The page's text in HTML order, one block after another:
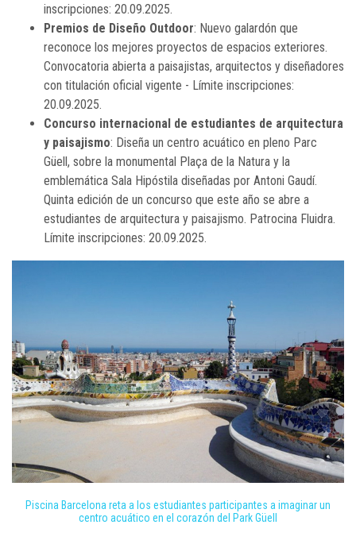
inscripciones: 20.09.2025.
Premios de Diseño Outdoor: Nuevo galardón que
reconoce los mejores proyectos de espacios exteriores.
Convocatoria abierta a paisajistas, arquitectos y diseñadores
con titulación oficial vigente - Límite inscripciones:
20.09.2025.
Concurso internacional de estudiantes de arquitectura
y paisajismo: Diseña un centro acuático en pleno Parc
Güell, sobre la monumental Plaça de la Natura y la
emblemática Sala Hipóstila diseñadas por Antoni Gaudí.
Quinta edición de un concurso que este año se abre a
estudiantes de arquitectura y paisajismo. Patrocina Fluidra.
Límite inscripciones: 20.09.2025.
Piscina Barcelona reta a los estudiantes participantes a imaginar un
centro acuático en el corazón del Park Güell